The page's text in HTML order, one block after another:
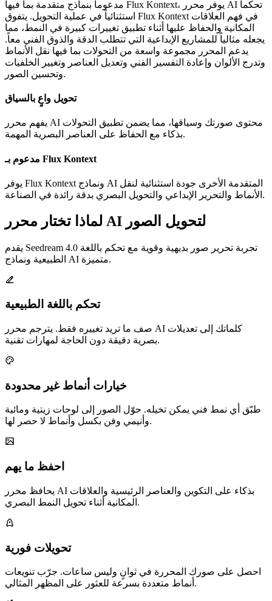
مدعوماً بنماذج متقدمة بما فيها Flux Kontext، يوفر محرر AI تحكماً
استثنائياً في عملية التحويل. يتفوق Flux Kontext في فهم العلاقات
المكانية والحفاظ عليها أثناء تطبيق تغييرات كبيرة في النمط، مما
يجعله مثالياً للمشاريع الإبداعية التي تتطلب الدقة والذوق الفني معاً.
يدعم المحرر مجموعة واسعة من التحولات بما فيها نقل الأنماط
وتدرج الألوان وإعادة التفسير الفني وتعديل العناصر وتغيير الخلفيات
وتحسين الصور.
تحويل واعٍ بالسياق
يفهم محرر AI محتوى صورتك وسياقها، مما يضمن تطبيق التحولات
بذكاء مع الحفاظ على العناصر البصرية المهمة.
مدعوم بـ Flux Kontext
يوفر Flux Kontext ونماذج AI المتقدمة الأخرى جودة استثنائية لنقل
الأنماط والتحرير الإبداعي والتحويل البصري بدقة رائدة في الصناعة.
لماذا تختار محرر AI لتحويل الصور
يقدم Seedream 4.0 تجربة تحرير صور بديهية وقوية مع تحكم باللغة
الطبيعية ونماذج AI متميزة.
تحكم باللغة الطبيعية
صف ما تريد تغييره فقط. يترجم محرر AI كلماتك إلى تعديلات
بصرية دقيقة دون الحاجة لمهارات تقنية.
خيارات أنماط غير محدودة
طبّق أي نمط فني يمكن تخيله. حوّل الصور إلى لوحات زيتية ومائية
وأنيمي وفن بكسل وأنماط لا حصر لها.
احفظ ما يهم
يحافظ محرر AI بذكاء على التكوين والعناصر الرئيسية والعلاقات
المكانية أثناء تحويل النمط البصري.
تحويلات فورية
احصل على صورك المحررة في ثوانٍ وليس ساعات. جرّب تنويعات
أنماط متعددة بسرعة للعثور على المظهر المثالي.